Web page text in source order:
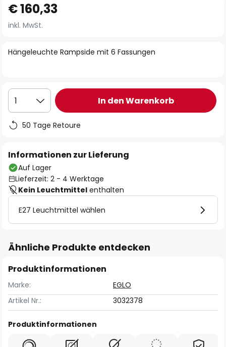
Anfang
der
springen
Hängeleuchte Rampside mit 6 Fassungen
€ 160,33
inkl. MwSt.
1 In den Warenkorb
50 Tage Retoure
Informationen zur Lieferung
Auf Lager
Lieferzeit: 2 - 4 Werktage
Kein Leuchtmittel enthalten
E27 Leuchtmittel wählen
Ähnliche Produkte entdecken
Produktinformationen
Marke:
EGLO
Artikel Nr.:
3032378
Produktinformationen